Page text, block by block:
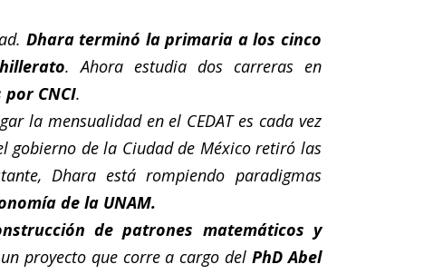
Dhara terminó la primaria a los cinco
. Ahora estudia dos carreras en
CNCI.
la mensualidad en el CEDAT es cada vez
gobierno de la Ciudad de México retiró las
Dhara está rompiendo paradigmas
de la UNAM.
de patrones matemáticos y
proyecto que corre a cargo del PhD Abel